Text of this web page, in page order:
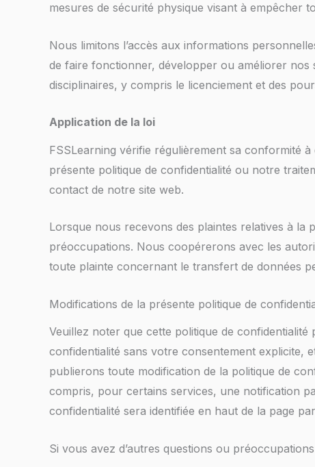
mesures de sécurité physique visant à empêcher
Nous limitons l’accès aux informations
de faire fonctionner, développer ou améliorer nos
disciplinaires, y compris le licenciement et des
Application de la loi
FSSLearning vérifie régulièrement sa conformité
présente politique de confidentialité ou notre
contact de notre site web.
Lorsque nous recevons des plaintes relatives à
préoccupations. Nous coopérerons avec les
toute plainte concernant le transfert de données
Modifications de la présente politique de
Veuillez noter que cette politique de
confidentialité sans votre consentement explicite,
publierons toute modification de la politique de
compris, pour certains services, une notification
confidentialité sera identifiée en haut de la page
Si vous avez d’autres questions ou